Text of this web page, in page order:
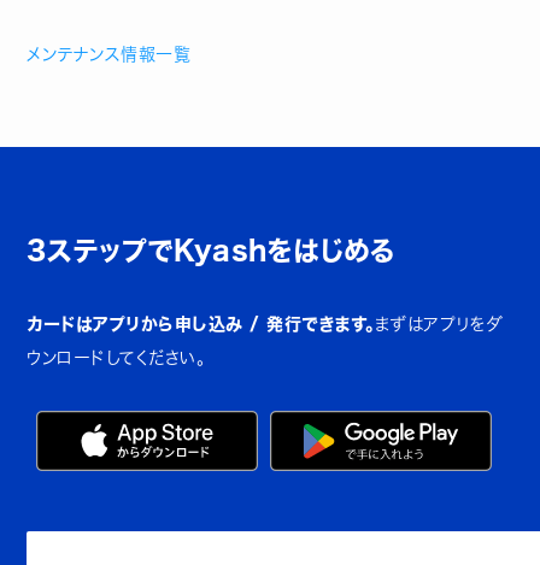
メンテナンス情報一覧
3ステップでKyashをはじめる
カードはアプリから申し込み / 発行できます。 まずはアプリをダ
ウンロードしてください。